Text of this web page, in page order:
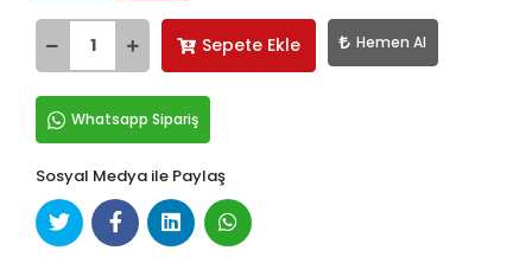
Sepete Ekle Hemen Al
Whatsapp Sipariş
Sosyal Medya ile Paylaş